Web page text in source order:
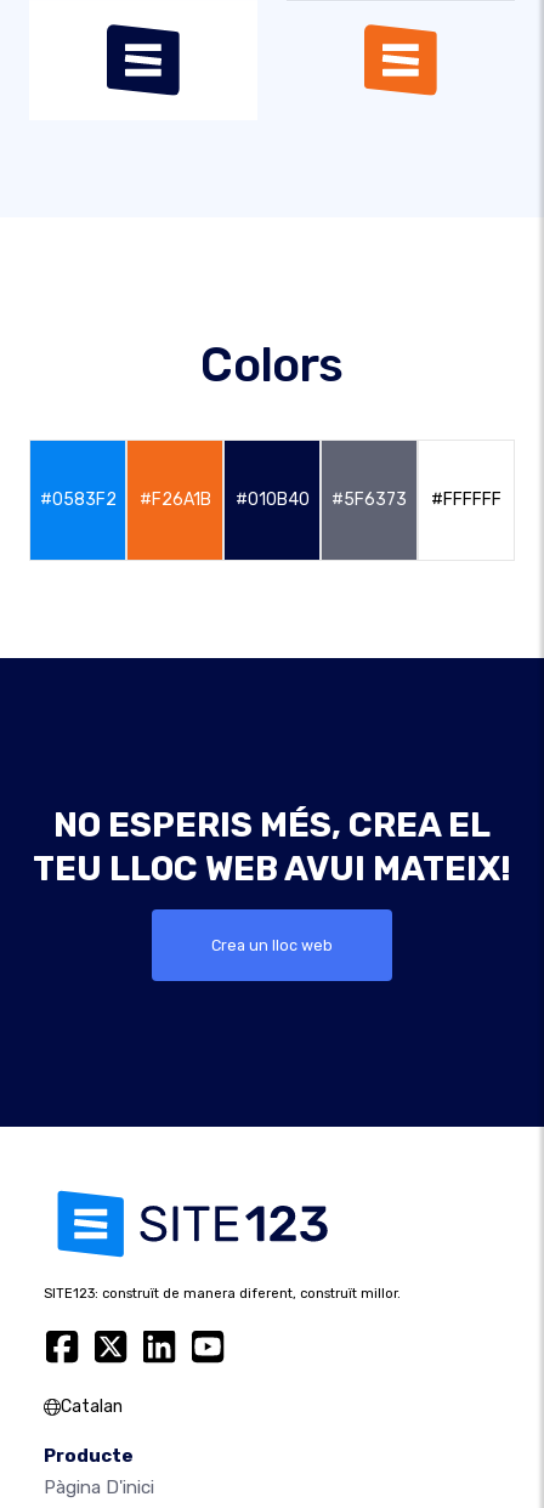
Colors
#0583F2 #F26A1B #010B40 #5F6373 #FFFFFF
NO ESPERIS MÉS, CREA EL
TEU LLOC WEB AVUI MATEIX!
Crea un lloc web
SITE123: construït de manera diferent, construït millor.
Catalan
Producte
Pàgina D'inici